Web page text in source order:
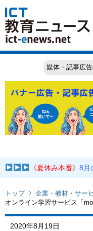
媒体・記事広
《夏休み本番》8月
トップ 企業・教材・サー
オンライン学習サービス「
2020年8月19日